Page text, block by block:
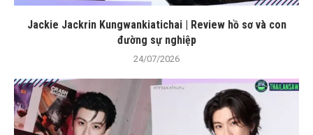
Jackie Jackrin Kungwankiatichai | Review hồ sơ và con
đường sự nghiệp
24/07/2026